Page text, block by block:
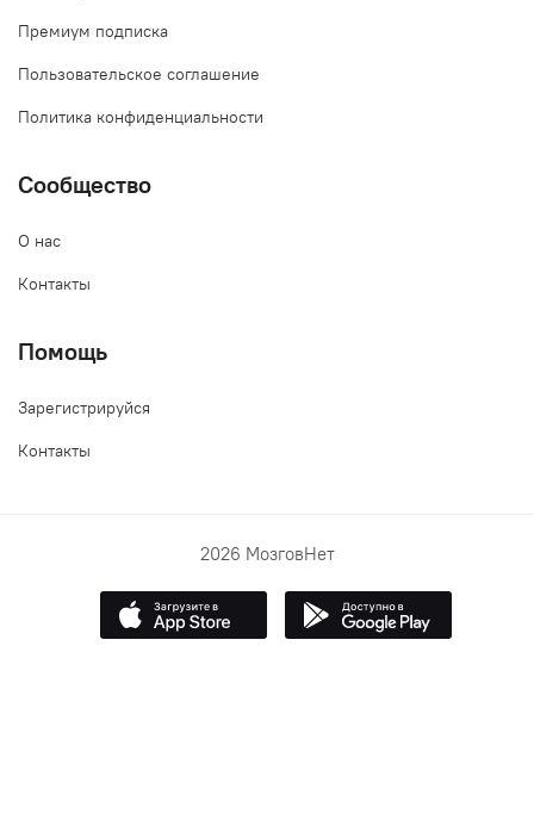
Премиум подписка
Пользовательское соглашение
Политика конфиденциальности
Сообщество
О нас
Контакты
Помощь
Зарегистрируйся
Контакты
2026 МозговНет